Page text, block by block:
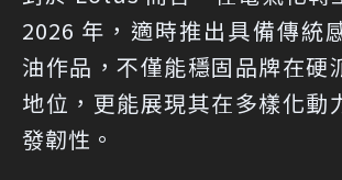
2026 年，適時推出具備傳統
油作品，不僅能穩固品牌在硬
地位，更能展現其在多樣化動
發韌性。